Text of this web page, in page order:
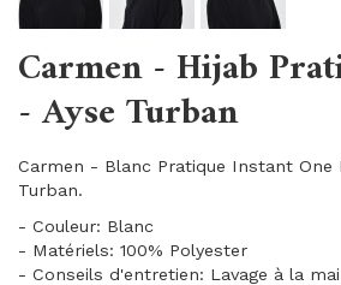
Carmen - Hijab
- Ayse Turban
Carmen - Blanc Pratique Instant One
Turban.
- Couleur: Blanc
- Matériels: 100% Polyester
- Conseils d'entretien: Lavage à la